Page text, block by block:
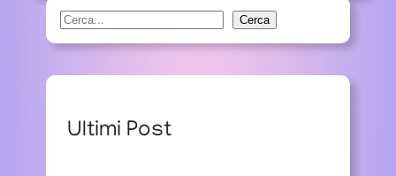
S
e
Cerca
Ultimi Post